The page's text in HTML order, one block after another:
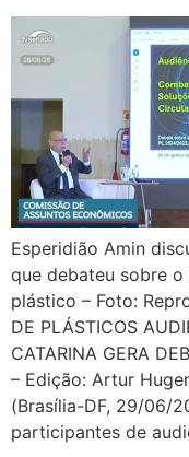
Esperidião Amin
que debateu sobre
plástico – Foto:
DE PLÁSTICOS
CATARINA GERA
– Edição: Artur
(Brasília-DF, 29/06/
participantes de